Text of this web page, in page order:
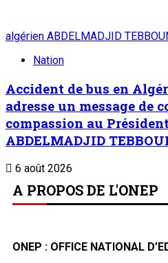
algérien ABDELMADJID
Nation
Accident de bus en
adresse un message de
compassion au
ABDELMADJID
6 août 2026
A PROPOS DE L'ONEP
ONEP : OFFICE NATIONAL